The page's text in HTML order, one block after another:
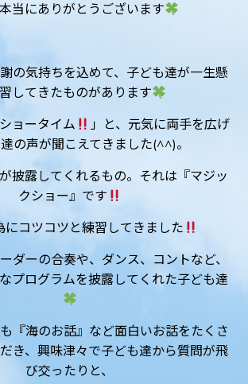
当にありがとうございます
の気持ちを込めて、子ども達が一生懸
してきたものがあります
ョータイム
」と、元気に両手を広げ
の声が聞こえてきました(^^)。
披露してくれるもの。それは『マジッ
クショー』です
にコツコツと練習してきました
ダーの合奏や、ダンス、コントなど、
プログラムを披露してくれた子ども達
『海のお話』など面白いお話をたくさ
き、興味津々で子ども達から質問が飛
び交ったりと、